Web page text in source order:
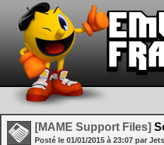
[MAME Support Files]
Posté le 01/01/2015 à 23:07 par Jets